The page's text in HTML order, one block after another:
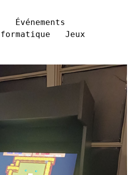
Événements
Jeux